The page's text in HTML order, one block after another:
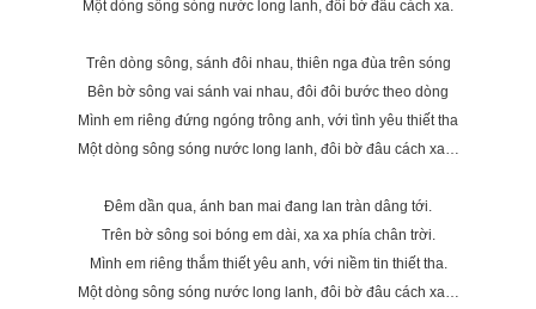
Một dòng sông sóng nước long lanh, đôi bờ đâu cách xa.
Trên dòng sông, sánh đôi nhau, thiên nga đùa trên sóng
Bên bờ sông vai sánh vai nhau, đôi đôi bước theo dòng
Mình em riêng đứng ngóng trông anh, với tình yêu thiết tha
Một dòng sông sóng nước long lanh, đôi bờ đâu cách xa…
Đêm dần qua, ánh ban mai đang lan tràn dâng tới.
Trên bờ sông soi bóng em dài, xa xa phía chân trời.
Mình em riêng thắm thiết yêu anh, với niềm tin thiết tha.
Một dòng sông sóng nước long lanh, đôi bờ đâu cách xa…